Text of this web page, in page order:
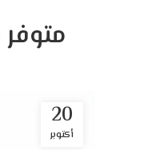
20
أكتوبر